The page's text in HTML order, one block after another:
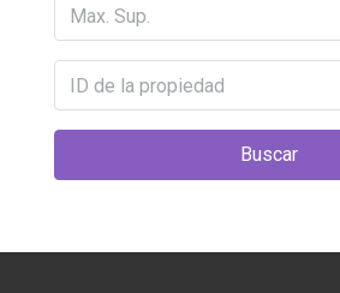
Buscar